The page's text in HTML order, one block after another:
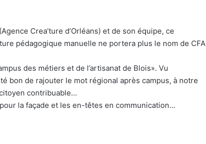
Crea’ture d’Orléans) et de son équipe, ce
pédagogique manuelle ne portera plus le nom de CFA
des métiers et de l’artisanat de Blois». Vu
bon de rajouter le mot régional après campus, à notre
contribuable…
la façade et les en-têtes en communication…